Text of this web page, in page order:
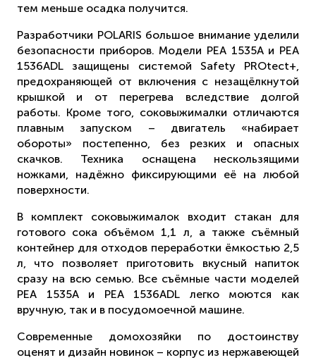
тем меньше осадка получится.
Разработчики POLARIS большое внимание уделили
безопасности приборов. Модели РЕА 1535А и РЕА
1536ADL защищены системой Safety PROtect+,
предохраняющей от включения с незащёлкнутой
крышкой и от перегрева вследствие долгой
работы. Кроме того, соковыжималки отличаются
плавным запуском – двигатель «набирает
обороты» постепенно, без резких и опасных
скачков. Техника оснащена нескользящими
ножками, надёжно фиксирующими её на любой
поверхности.
В комплект соковыжималок входит стакан для
готового сока объёмом 1,1 л, а также съёмный
контейнер для отходов переработки ёмкостью 2,5
л, что позволяет приготовить вкусный напиток
сразу на всю семью. Все съёмные части моделей
РЕА 1535А и РЕА 1536ADL легко моются как
вручную, так и в посудомоечной машине.
Современные домохозяйки по достоинству
оценят и дизайн новинок – корпус из нержавеющей